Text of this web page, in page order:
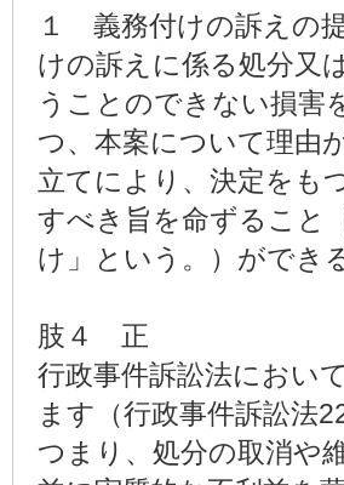
１ 義務付けの訴えの
けの訴えに係る処分又
うことのできない損害
つ、本案について理由
立てにより、決定をも
すべき旨を命ずること
け」という。）ができ
肢４ 正
行政事件訴訟法におい
ます（行政事件訴訟法
つまり、処分の取消や